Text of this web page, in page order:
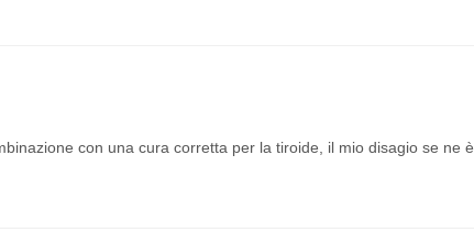
con una cura corretta per la tiroide, il mio disagio se ne è